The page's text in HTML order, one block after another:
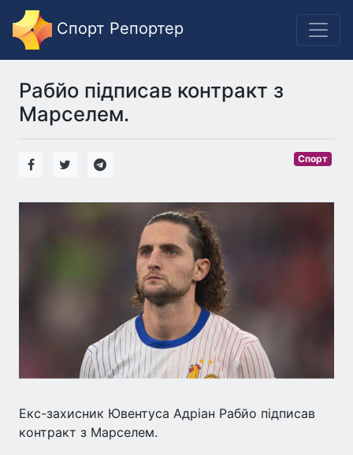
Спорт Репортер
Рабйо підписав контракт з
Марселем.
Спорт
Екс-захисник Ювентуса Адріан Рабйо підписав
контракт з Марселем.